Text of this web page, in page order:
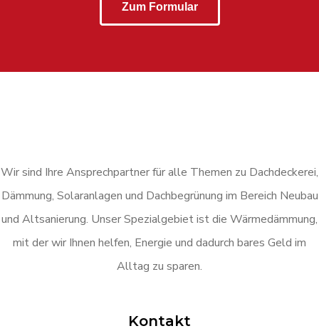
Zum Formular
Wir sind Ihre Ansprechpartner für alle Themen zu Dachdeckerei,
Dämmung, Solaranlagen und Dachbegrünung im Bereich Neubau
und Altsanierung. Unser Spezialgebiet ist die Wärmedämmung,
mit der wir Ihnen helfen, Energie und dadurch bares Geld im
Alltag zu sparen.
Kontakt